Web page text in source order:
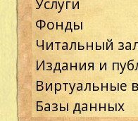
Фонды
Читальный
Издания и
Виртуальные
Базы данных